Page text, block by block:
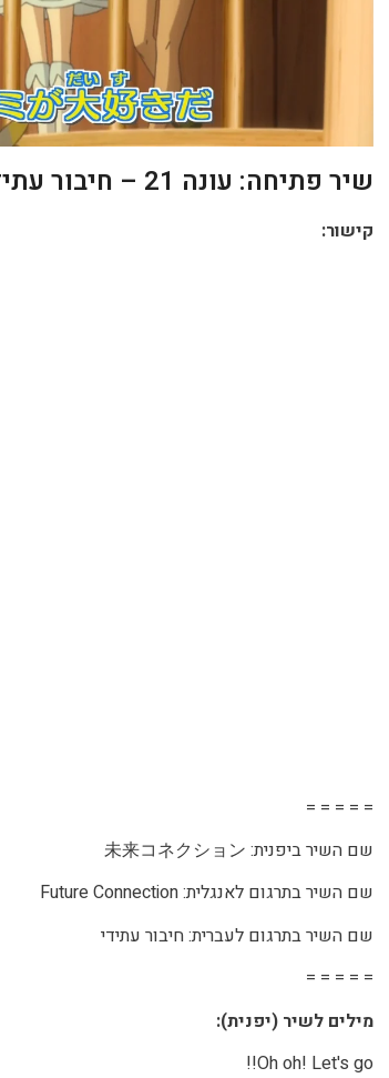
שיר פתיחה: עונה 21 – חיבור עתידי (סרטון ומילים לשיר)(יפנית)
קישור:
= = = = =
שם השיר ביפנית: 未来コネクション
שם השיר בתרגום לאנגלית: Future Connection
שם השיר בתרגום לעברית: חיבור עתידי
= = = = =
מילים לשיר (יפנית):
Oh oh! Let's go!!